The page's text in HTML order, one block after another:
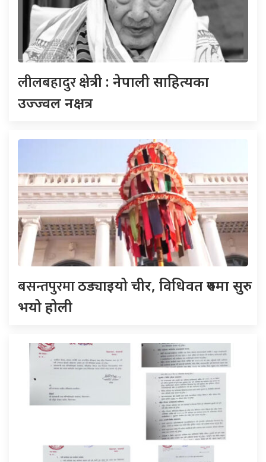
लीलबहादुरक्षेत्री : नेपाली साहित्यका
उज्ज्वल नक्षत्र
बसन्तपुरमाठड्याइयो चीर, विधिवत रुपमा सुरु
भयो होली